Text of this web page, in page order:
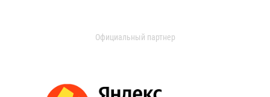
Официальный партнер